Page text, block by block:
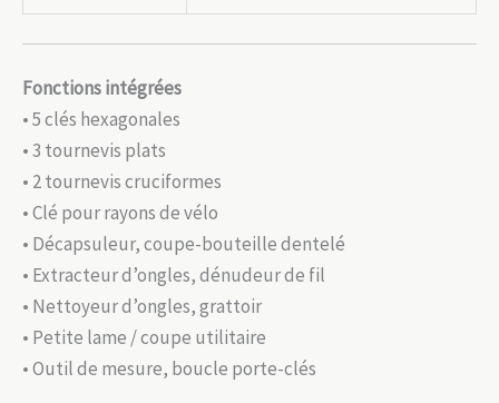
Fonctions intégrées
• 5 clés hexagonales
• 3 tournevis plats
• 2 tournevis cruciformes
• Clé pour rayons de vélo
• Décapsuleur, coupe-bouteille dentelé
• Extracteur d’ongles, dénudeur de fil
• Nettoyeur d’ongles, grattoir
• Petite lame / coupe utilitaire
• Outil de mesure, boucle porte-clés